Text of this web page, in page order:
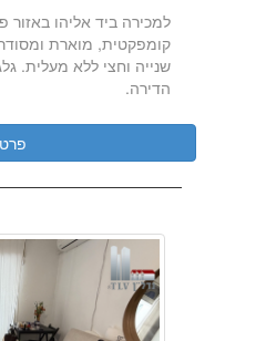
שנייה וחצי ללא מעלית.
הדירה.